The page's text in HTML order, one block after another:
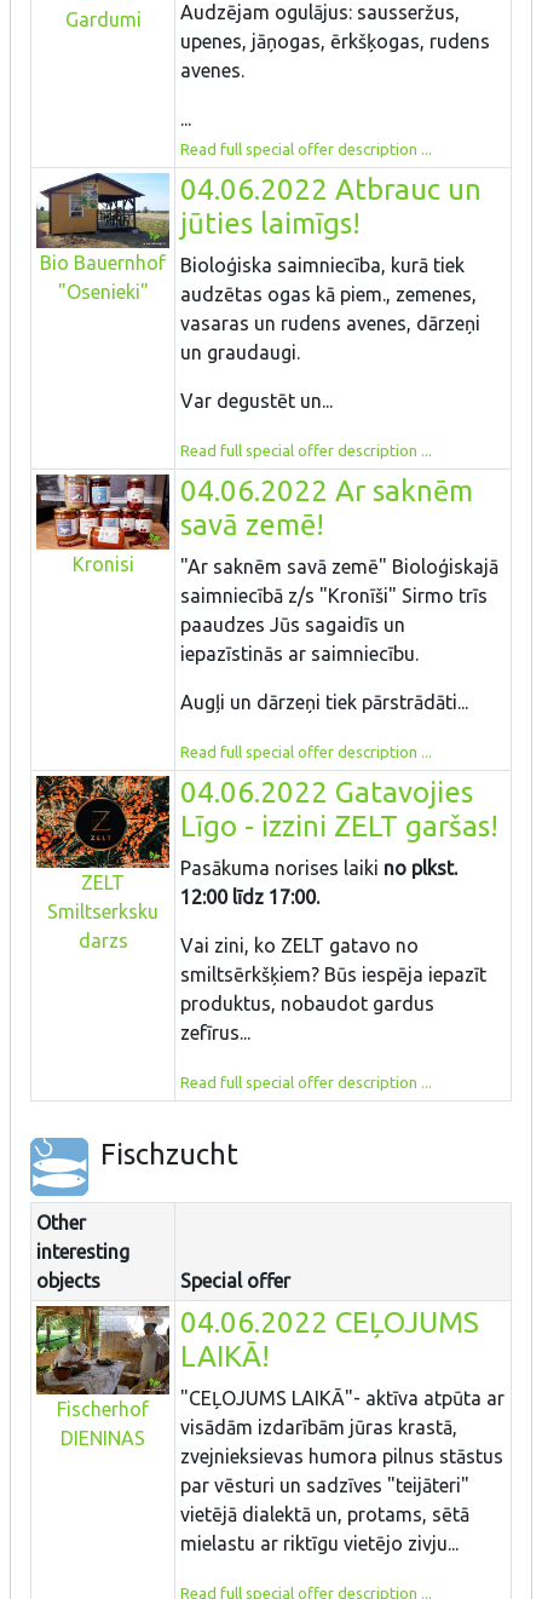
Gardumi
Audzējam ogulājus: sausseržus,
upenes, jāņogas, ērkšķogas, rudens
avenes.
...
Read full special offer description ...
Bio Bauernhof
"Osenieki"
04.06.2022 Atbrauc un
jūties laimīgs!
Bioloģiska saimniecība, kurā tiek
audzētas ogas kā piem., zemenes,
vasaras un rudens avenes, dārzeņi
un graudaugi.
Var degustēt un...
Read full special offer description ...
Kronisi
04.06.2022 Ar saknēm
savā zemē!
"Ar saknēm savā zemē" Bioloģiskajā
saimniecībā z/s "Kronīši" Sirmo trīs
paaudzes Jūs sagaidīs un
iepazīstinās ar saimniecību.
Augļi un dārzeņi tiek pārstrādāti...
Read full special offer description ...
ZELT
Smiltserksku
darzs
04.06.2022 Gatavojies
Līgo - izzini ZELT garšas!
Pasākuma norises laiki no plkst.
12:00 līdz 17:00.
Vai zini, ko ZELT gatavo no
smiltsērkšķiem? Būs iespēja iepazīt
produktus, nobaudot gardus
zefīrus...
Read full special offer description ...
Fischzucht
Other
interesting
objects
Special offer
Fischerhof
DIENINAS
04.06.2022 CEĻOJUMS
LAIKĀ!
"CEĻOJUMS LAIKĀ"- aktīva atpūta ar
visādām izdarībām jūras krastā,
zvejnieksievas humora pilnus stāstus
par vēsturi un sadzīves "teijāteri"
vietējā dialektā un, protams, sētā
mielastu ar riktīgu vietējo zivju...
Read full special offer description ...